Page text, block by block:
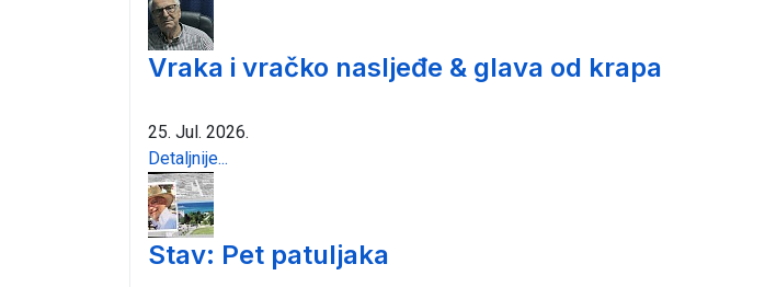
Vraka i vračko nasljeđe & glava od krapa
25. Jul. 2026.
Detaljnije...
Stav: Pet patuljaka